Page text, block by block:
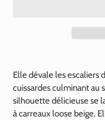
d'un
produit
votre
Elle dévale les escaliers
cuissardes culminant au
silhouette délicieuse se
à carreaux loose beige.